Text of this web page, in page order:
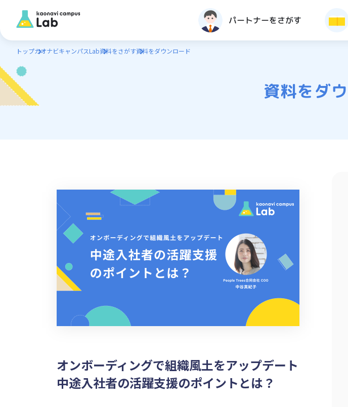
パートナーをさがす
トップカオナビキャンパスLab資料をさがす資料をダウンロード
資料をダ
オンボーディングで組織風土をアップデート
中途入社者の活躍支援のポイントとは？